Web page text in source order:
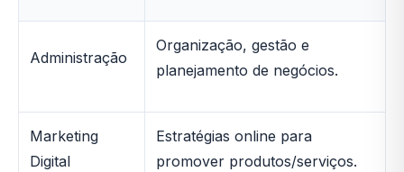
Administração
Organização, gestão e
planejamento de negócios.
Marketing
Digital
Estratégias online para
promover produtos/serviços.